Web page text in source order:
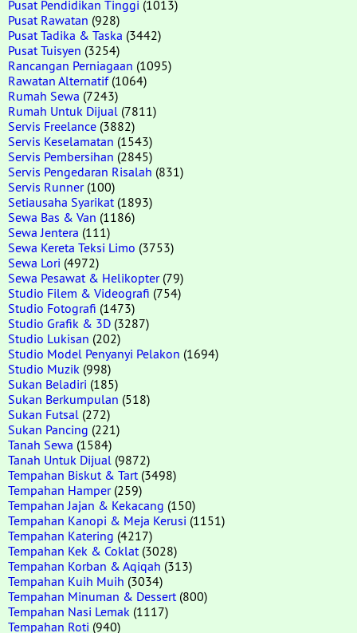
Pusat Pendidikan Tinggi (1013)
Pusat Rawatan (928)
Pusat Tadika & Taska (3442)
Pusat Tuisyen (3254)
Rancangan Perniagaan (1095)
Rawatan Alternatif(1064)
Rumah Sewa (7243)
Rumah Untuk Dijual (7811)
Servis Freelance (3882)
Servis Keselamatan (1543)
Servis Pembersihan (2845)
Servis Pengedaran Risalah (831)
Servis Runner(100)
Setiausaha Syarikat (1893)
Sewa Bas & Van (1186)
Sewa Jentera (111)
Sewa Kereta Teksi Limo (3753)
Sewa Lori (4972)
Sewa Pesawat & Helikopter(79)
Studio Filem & Videografi (754)
Studio Fotografi (1473)
Studio Grafik & 3D (3287)
Studio Lukisan (202)
Studio Model Penyanyi Pelakon (1694)
Studio Muzik (998)
Sukan Beladiri (185)
Sukan Berkumpulan (518)
Sukan Futsal (272)
Sukan Pancing (221)
Tanah Sewa (1584)
Tanah Untuk Dijual (9872)
Tempahan Biskut & Tart (3498)
Tempahan Hamper(259)
Tempahan Jajan & Kekacang (150)
Tempahan Kanopi & Meja Kerusi (1151)
Tempahan Katering (4217)
Tempahan Kek & Coklat (3028)
Tempahan Korban & Aqiqah (313)
Tempahan Kuih Muih (3034)
Tempahan Minuman & Dessert (800)
Tempahan Nasi Lemak (1117)
Tempahan Roti (940)